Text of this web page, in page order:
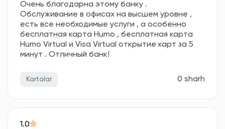
Очень благодарна этому банку .
Обслуживание в офисах на высшем уровне ,
есть все необходимые услуги , а особенно
бесплатная карта Humo , бесплатная карта
Humo Virtual и Visa Virtual открытие карт за 5
минут . Отличный банк!
Kartalar 0 sharh
1.0